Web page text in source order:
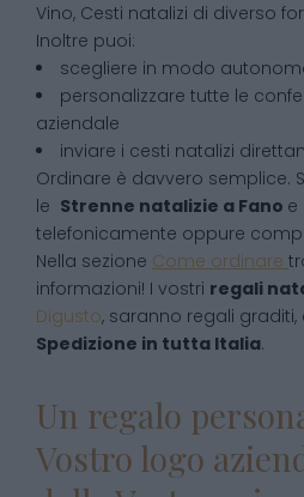
Vino, Cesti natalizi di diverso
Inoltre puoi:
scegliere in modo
personalizzare tutte le
aziendale
inviare i cesti natalizi
Ordinare è davvero semplice.
le Strenne natalizie a Fano e
telefonicamente oppure
Nella sezione Come ordinare
informazioni! I vostri regali
Digusto, saranno regali
Spedizione in tutta Italia.
Un regalo
Vostro logo